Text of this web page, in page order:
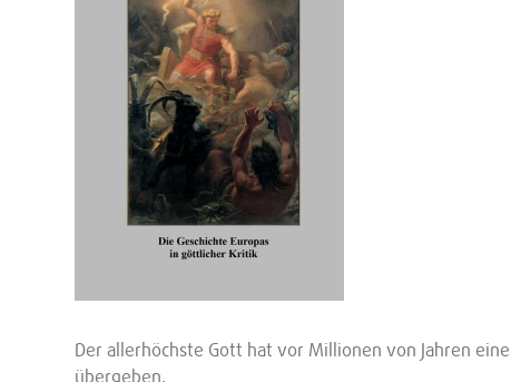
Der allerhöchste Gott hat vor Millionen von Jahren
übergeben.